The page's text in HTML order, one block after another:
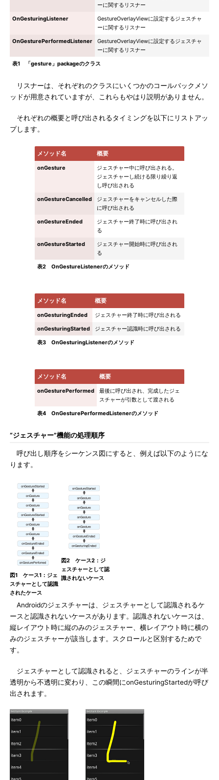
ーに関するリスナー
OnGesturingListener
GestureOverlayViewに設定するジェスチャ
ーに関するリスナー
OnGesturePerformedListener
GestureOverlayViewに設定するジェスチャ
ーに関するリスナー
表1 「gesture」packageのクラス
リスナーは、それぞれのクラスにいくつかのコールバックメソ
ッドが用意されていますが、これらもやはり説明がありません。
それぞれの概要と呼び出されるタイミングを以下にリストアッ
プします。
メソッド名 概要
onGesture
ジェスチャー中に呼び出される。
ジェスチャーし続ける限り繰り返
し呼び出される
onGestureCancelled
ジェスチャーをキャンセルした際
に呼び出される
onGestureEnded
ジェスチャー終了時に呼び出され
る
onGestureStarted
ジェスチャー開始時に呼び出され
る
表2 OnGestureListenerのメソッド
メソッド名 概要
onGesturingEnded
ジェスチャー終了時に呼び出される
onGesturingStarted
ジェスチャー認識時に呼び出される
表3 OnGesturingListenerのメソッド
メソッド名 概要
onGesturePerformed
最後に呼び出され、完成したジェ
スチャーが引数として渡される
表4 OnGesturePerformedListenerのメソッド
“ジェスチャー”機能の処理順序
呼び出し順序をシーケンス図にすると、例えば以下のようにな
ります。
図1 ケース1：ジェ
スチャーとして認識
されたケース
図2 ケース2：ジ
ェスチャーとして認
識されないケース
Androidのジェスチャーは、ジェスチャーとして認識されるケ
ースと認識されないケースがあります。認識されないケースは、
縦レイアウト時に縦のみのジェスチャー、横レイアウト時に横の
みのジェスチャーが該当します。スクロールと区別するためで
す。
ジェスチャーとして認識されると、ジェスチャーのラインが半
透明から不透明に変わり、この瞬間にonGesturingStartedが呼び
出されます。